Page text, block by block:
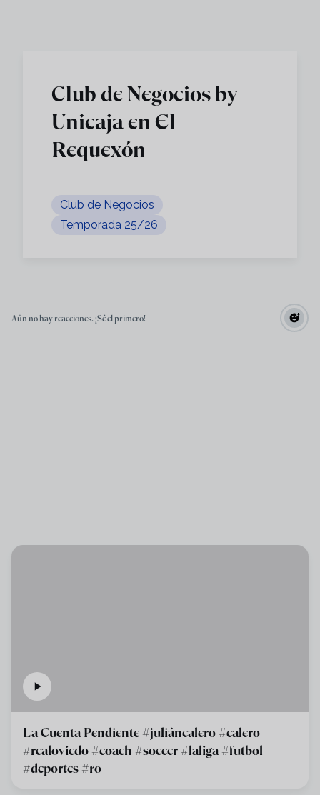
Club de Negocios by
Unicaja en El
Requexón
Club de Negocios
Temporada 25/26
Aún no hay reacciones. ¡Sé el primero!
La Cuenta Pendiente #juliáncalero #calero
#realoviedo #coach #soccer #laliga #futbol
#deportes #ro